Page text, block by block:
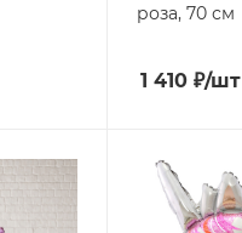
роза, 70 см
1 410₽/шт